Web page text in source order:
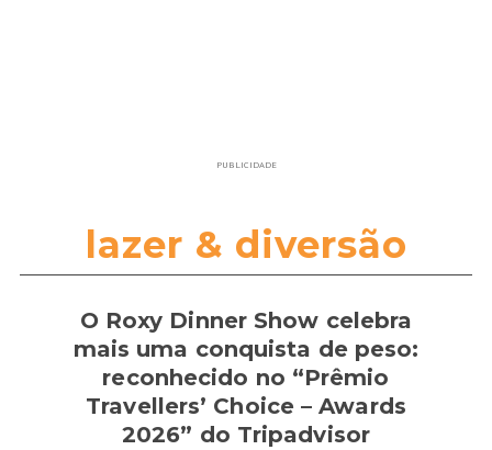
PUBLICIDADE
lazer & diversão
O Roxy Dinner Show celebra
mais uma conquista de peso:
reconhecido no “Prêmio
Travellers’ Choice – Awards
2026” do Tripadvisor